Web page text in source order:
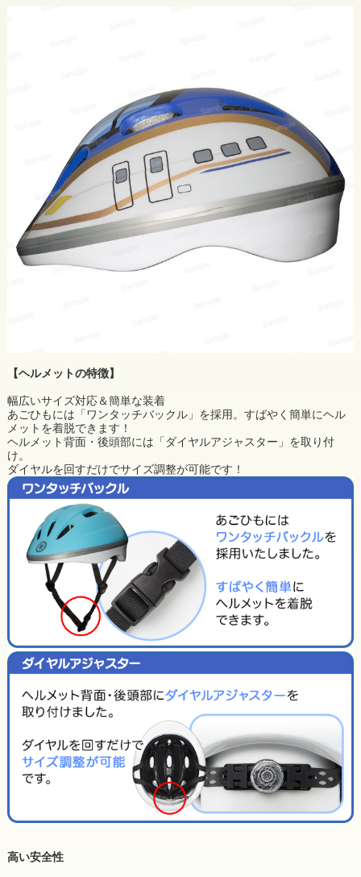
【ヘルメットの特徴】
幅広いサイズ対応＆簡単な装着
あごひもには「ワンタッチバックル」を採用。すばやく簡単にヘル
メットを着脱できます！
ヘルメット背面・後頭部には「ダイヤルアジャスター」を取り付
け。
ダイヤルを回すだけでサイズ調整が可能です！
高い安全性